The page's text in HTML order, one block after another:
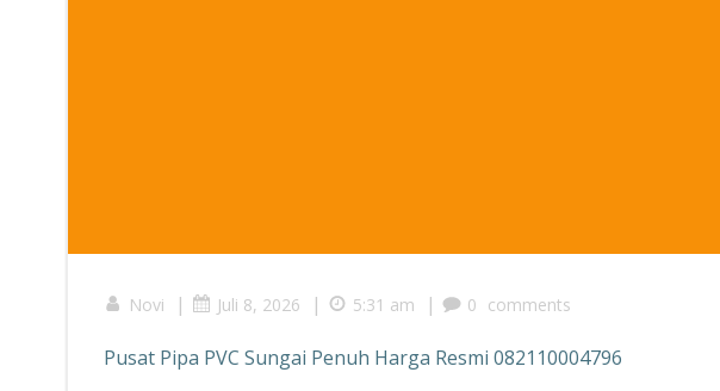
Novi | Juli 8, 2026 | 5:31 am | 0 comments
Pusat Pipa PVC Sungai Penuh Harga Resmi 082110004796